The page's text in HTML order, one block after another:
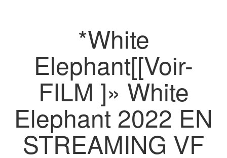
*White
Elephant[[Voir-
FILM ]» White
Elephant 2022 EN
STREAMING VF